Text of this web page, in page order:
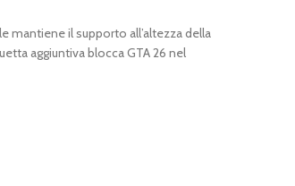
mantiene il supporto all’altezza della
aggiuntiva blocca GTA 26 nel